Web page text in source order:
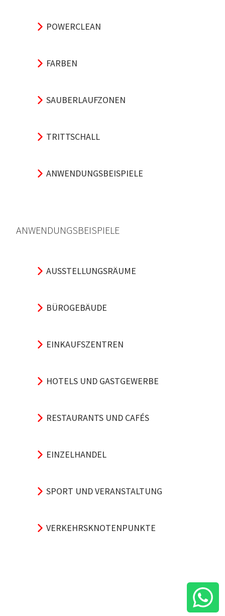
POWERCLEAN
FARBEN
SAUBERLAUFZONEN
TRITTSCHALL
ANWENDUNGSBEISPIELE
ANWENDUNGSBEISPIELE
AUSSTELLUNGSRÄUME
BÜROGEBÄUDE
EINKAUFSZENTREN
HOTELS UND GASTGEWERBE
RESTAURANTS UND CAFÉS
EINZELHANDEL
SPORT UND VERANSTALTUNG
VERKEHRSKNOTENPUNKTE